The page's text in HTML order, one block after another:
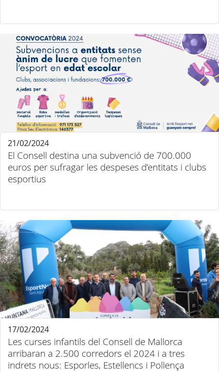
El Consell destina una subvenció de 700.000
euros per sufragar les despeses d’entitats i clubs
esportius
21/02/2024
Les curses infantils del Consell de Mallorca
arribaran a 2.500 corredors el 2024 i a tres
indrets nous: Esporles, Estellencs i Pollença
17/02/2024